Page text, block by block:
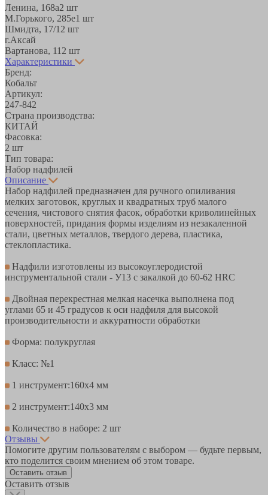
Ленина, 168а2 шт
М.Горького, 285е1 шт
Шмидта, 17/1 2 шт
г.Аксай
Вартанова, 11 2 шт
Характеристики
Бренд:
Кобальт
Артикул:
247-842
Страна производства:
КИТАЙ
Фасовка:
2 шт
Тип товара:
Набор надфилей
Описание
Набор надфилей предназначен для ручного опиливания
мелких заготовок, круглых и квадратных труб малого
сечения, чистового снятия фасок, обработки криволинейных
поверхностей, придания формы изделиям из незакаленной
стали, цветных металлов, твердого дерева, пластика,
стеклопластика.
Надфили изготовлены из высокоуглеродистой
инструментальной стали - У13 с закалкой до 60-62 HRC
Двойная перекрестная мелкая насечка выполнена под
углами 65 и 45 градусов к оси надфиля для высокой
производительности и аккуратности обработки
Форма: полукруглая
Класс: №1
1 инструмент:160х4 мм
2 инструмент:140х3 мм
Количество в наборе: 2 шт
Отзывы
Помогите другим пользователям с выбором — будьте первым,
кто поделится своим мнением об этом товаре.
Оставить отзыв
Оставить отзыв